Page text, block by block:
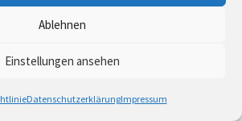
Ablehnen
Einstellungen ansehen
DatenschutzerklärungImpressum